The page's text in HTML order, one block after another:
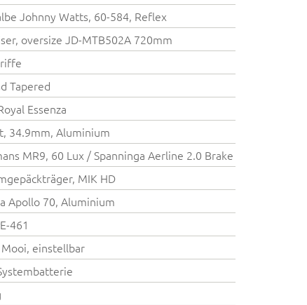
Johnny Watts, 60-584, Reflex
oversize JD-MTB502A 720mm
Tapered
Essenza
34.9mm, Aluminium
MR9, 60 Lux / Spanninga Aerline 2.0 Brake
MIK HD
Apollo 70, Aluminium
461
Mooi, einstellbar